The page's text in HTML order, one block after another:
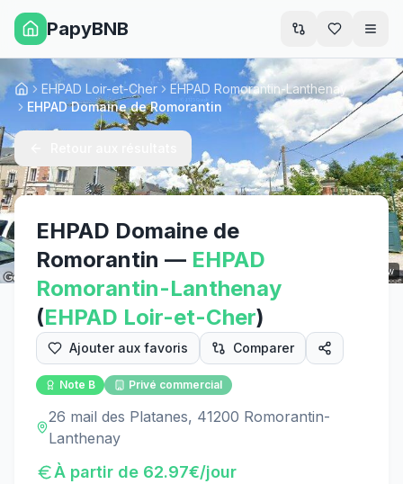
PapyBNB
Street View
AccueilEHPAD Loir-et-Cher
EHPAD Romorantin-Lanthenay
EHPAD Domaine de Romorantin
EHPAD Domaine de
Romorantin — EHPAD
Romorantin-Lanthenay
(EHPAD Loir-et-Cher)
Ajouter aux favoris Comparer
Note B Privé commercial
26 mail des Platanes, 41200 Romorantin-
Lanthenay
À partir de 62.97€/jour